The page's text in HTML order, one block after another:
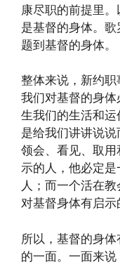
康尽职的前提里
是基督的身体。
题到基督的身体。
整体来说，新约职
我们对基督的身
生我们的生活和
是给我们讲讲说
领会、看见、取
示的人，他必定
人；而一个活在
对基督身体有启示
所以，基督的身
的一面。一面来